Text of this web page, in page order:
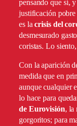
pensando que sí,
justificación
es lacrisis del
desmesurado
coristas. Lo
Con la aparición
medida que en
aunque cualquier
lo hace para
de Eurovisión, la
gorgoritos; para